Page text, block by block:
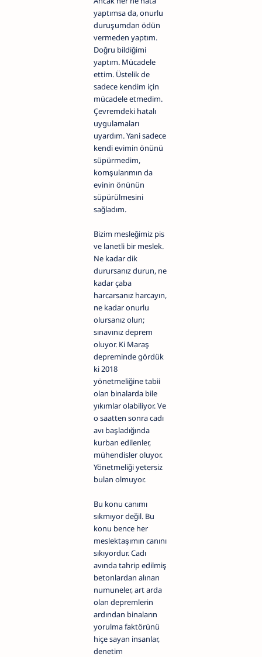
yaptımsa da, onurlu
duruşumdan ödün
vermeden yaptım.
Doğru bildiğimi
yaptım. Mücadele
ettim. Üstelik de
sadece kendim için
mücadele etmedim.
Çevremdeki hatalı
uygulamaları
uyardım. Yani sadece
kendi evimin önünü
süpürmedim,
komşularımın da
evinin önünün
süpürülmesini
sağladım.
Bizim mesleğimiz pis
ve lanetli bir meslek.
Ne kadar dik
durursanız durun, ne
kadar çaba
harcarsanız harcayın,
ne kadar onurlu
olursanız olun;
sınavınız deprem
oluyor. Ki Maraş
depreminde gördük
ki 2018
yönetmeliğine tabii
olan binalarda bile
yıkımlar olabiliyor. Ve
o saatten sonra cadı
avı başladığında
kurban edilenler,
mühendisler oluyor.
Yönetmeliği yetersiz
bulan olmuyor.
Bu konu canımı
sıkmıyor değil. Bu
konu bence her
meslektaşımın canını
sıkıyordur. Cadı
avında tahrip edilmiş
betonlardan alınan
numuneler, art arda
olan depremlerin
ardından binaların
yorulma faktörünü
hiçe sayan insanlar,
denetim